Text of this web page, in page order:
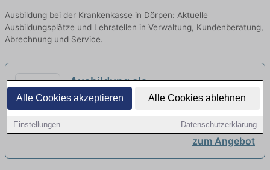
Alle Cookies akzeptieren Alle Cookies ablehnen
Einstellungen Datenschutzerklärung
Ausbildung bei der Krankenkasse in Dörpen: Aktuelle
Ausbildungsplätze und Lehrstellen in Verwaltung, Kundenberatung,
Abrechnung und Service.
Ausbildung als
Anlagenmechaniker/-in für
Sanitär-, Heizungs-, Klimatechnik -
Azubi - Sichere Ausbild neu
Energie-Systeme-Krallmann |
Westoverledingen
zum Angebot